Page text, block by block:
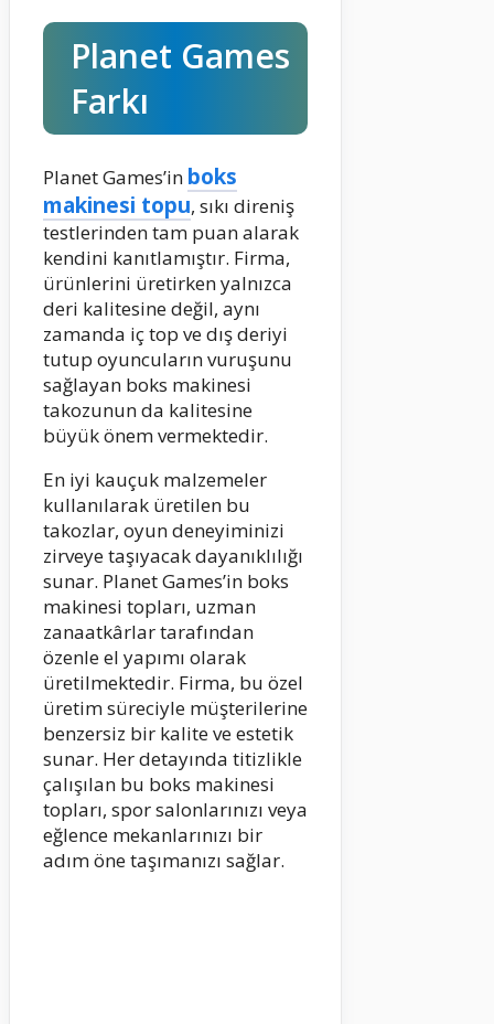
Planet Games
Farkı
Planet Games’in boks
makinesi topu, sıkı direniş
testlerinden tam puan alarak
kendini kanıtlamıştır. Firma,
ürünlerini üretirken yalnızca
deri kalitesine değil, aynı
zamanda iç top ve dış deriyi
tutup oyuncuların vuruşunu
sağlayan boks makinesi
takozunun da kalitesine
büyük önem vermektedir.
En iyi kauçuk malzemeler
kullanılarak üretilen bu
takozlar, oyun deneyiminizi
zirveye taşıyacak dayanıklılığı
sunar. Planet Games’in boks
makinesi topları, uzman
zanaatkârlar tarafından
özenle el yapımı olarak
üretilmektedir. Firma, bu özel
üretim süreciyle müşterilerine
benzersiz bir kalite ve estetik
sunar. Her detayında titizlikle
çalışılan bu boks makinesi
topları, spor salonlarınızı veya
eğlence mekanlarınızı bir
adım öne taşımanızı sağlar.